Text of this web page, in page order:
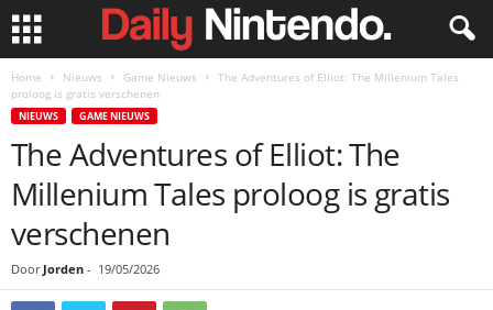
Home Nieuws Game Nieuws
The Adventures of Elliot: The Millenium Tales
proloog is gratis verschenen
NIEUWS GAME NIEUWS
The Adventures of Elliot: The
Millenium Tales proloog is gratis
verschenen
Door Jorden - 19/05/2026